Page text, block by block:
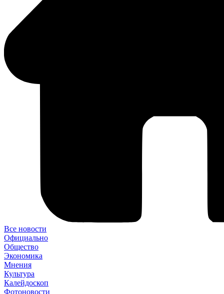
Все новости
Официально
Общество
Экономика
Мнения
Культура
Калейдоскоп
Фотоновости